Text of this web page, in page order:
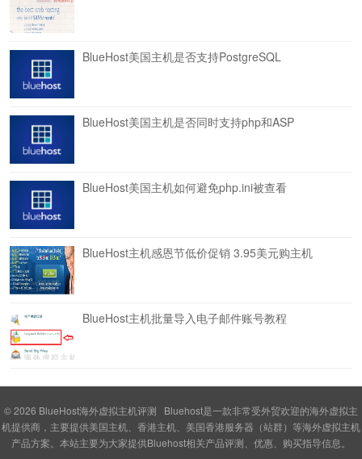
BlueHost美国主机是否支持PostgreSQL
BlueHost美国主机是否同时支持php和ASP
BlueHost美国主机如何避免php.ini被查看
BlueHost主机感恩节低价促销 3.95美元购主机
BlueHost主机批量导入电子邮件账号教程
© 2026 BlueHost海外虚拟主机评测 Bluehost是一款非常受外贸欢迎的海外虚拟主
机提供商，主要提供美国主机、香港主机、美国香港服务器（站群）等海外虚拟主机
产品方案。本站主要为大家提供Bluehost相关产品评测、优惠、购买指导信息。